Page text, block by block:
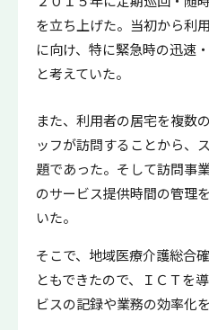
を立ち上げた。当初から利
に向け、特に緊急時の迅速
と考えていた。
また、利用者の居宅を複数
ッフが訪問することから、
題であった。そして訪問事
のサービス提供時間の管理
いた。
そこで、地域医療介護総合
ともできたので、ＩＣＴを
ビスの記録や業務の効率化